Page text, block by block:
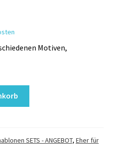
Motiven,
SETS - ANGEBOT, Eher für